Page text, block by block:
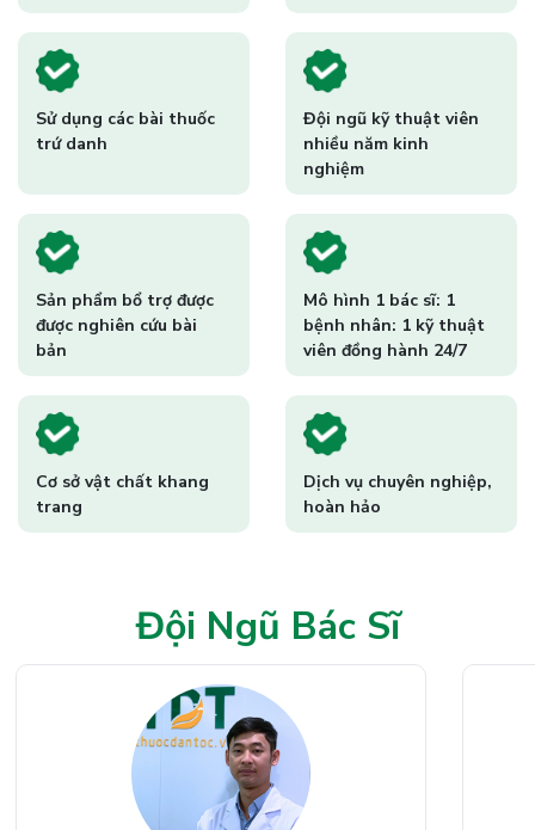
Sử dụng các bài thuốc
trứ danh
Đội ngũ kỹ thuật viên
nhiều năm kinh
nghiệm
Sản phẩm bổ trợ được
được nghiên cứu bài
bản
Mô hình 1 bác sĩ: 1
bệnh nhân: 1 kỹ thuật
viên đồng hành 24/7
Cơ sở vật chất khang
trang
Dịch vụ chuyên nghiệp,
hoàn hảo
Đội Ngũ Bác Sĩ